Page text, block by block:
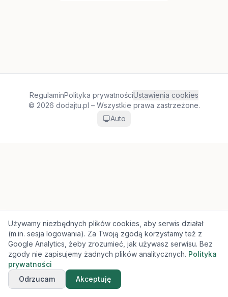
RegulaminPolityka prywatnościUstawienia cookies
© 2026 dodajtu.pl – Wszystkie prawa zastrzeżone.
Auto
Używamy niezbędnych plików cookies, aby serwis działał
(m.in. sesja logowania). Za Twoją zgodą korzystamy też z
Google Analytics, żeby zrozumieć, jak używasz serwisu. Bez
zgody nie zapisujemy żadnych plików analitycznych. Polityka
prywatności
Odrzucam
Akceptuję